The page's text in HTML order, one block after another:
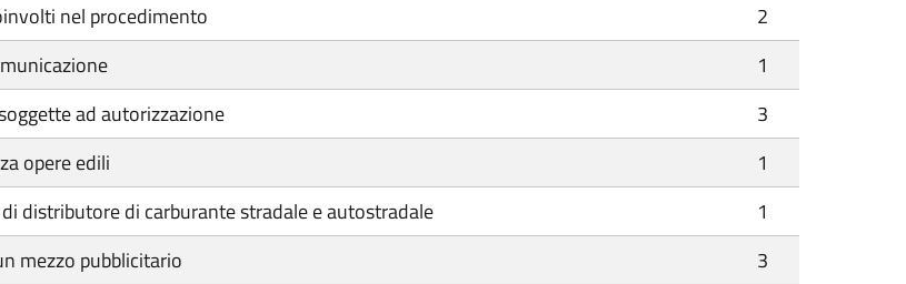
nel procedimento
2
1
ad autorizzazione
3
opere edili
1
distributore di carburante stradale e autostradale
1
mezzo pubblicitario
3